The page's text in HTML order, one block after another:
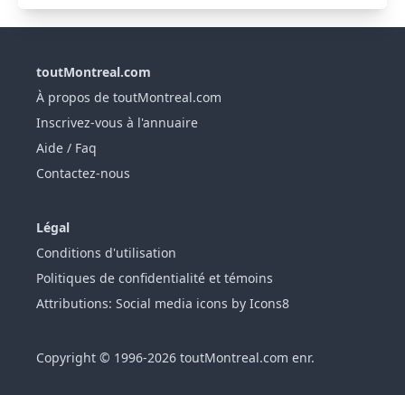
toutMontreal.com
À propos de toutMontreal.com
Inscrivez-vous à l'annuaire
Aide / Faq
Contactez-nous
Légal
Conditions d'utilisation
Politiques de confidentialité et témoins
Attributions: Social media icons by Icons8
Copyright © 1996-2026 toutMontreal.com enr.